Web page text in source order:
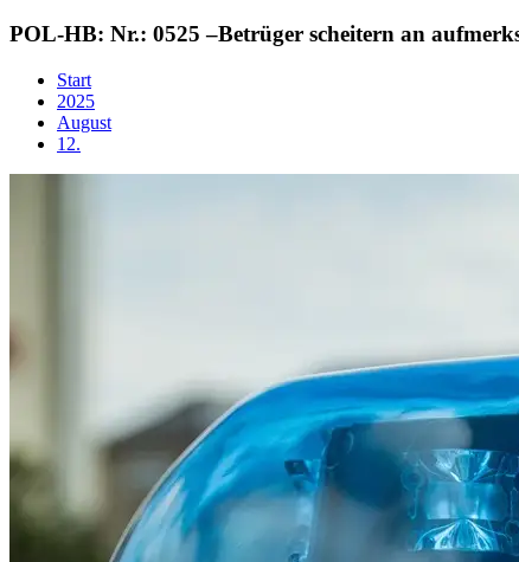
POL-HB: Nr.: 0525 –Betrüger scheitern an
Start
2025
August
12.